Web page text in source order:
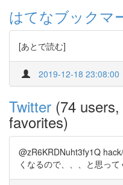
はてなブックマ
[あとで読む]
2019-12-18 23:08:00
Twitter (74
favorites)
@zR6KRDNuht3fy1Q
くなるので、、、と思っ